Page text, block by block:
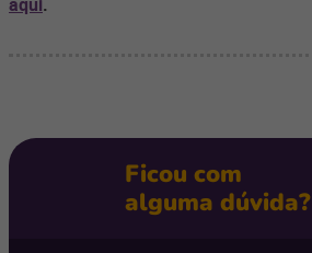
Ficou com
alguma dúvida?